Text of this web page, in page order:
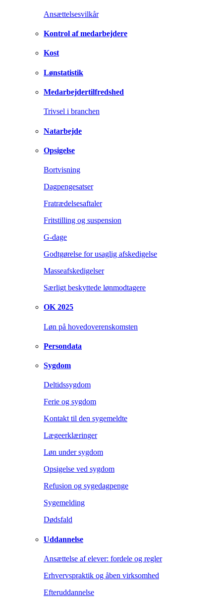
Ansættelsesvilkår
Kontrol af medarbejdere
Kost
Lønstatistik
Medarbejdertilfredshed
Trivsel i branchen
Natarbejde
Opsigelse
Bortvisning
Dagpengesatser
Fratrædelsesaftaler
Fritstilling og suspension
G-dage
Godtgørelse for usaglig afskedigelse
Masseafskedigelser
Særligt beskyttede lønmodtagere
OK 2025
Løn på hovedoverenskomsten
Persondata
Sygdom
Deltidssygdom
Ferie og sygdom
Kontakt til den sygemeldte
Lægeerklæringer
Løn under sygdom
Opsigelse ved sygdom
Refusion og sygedagpenge
Sygemelding
Dødsfald
Uddannelse
Ansættelse af elever: fordele og regler
Erhvervspraktik og åben virksomhed
Efteruddannelse